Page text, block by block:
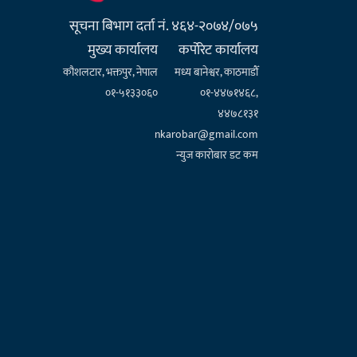
सूचना बिभाग दर्ता नं. ४६४-२०७४/०७५
मुख्य कार्यालय
कौशलटार, भक्तपुर, नेपाल
०१-५१३३०६०
कर्पाेरेट कार्यालय
मध्य बानेश्वर, काठमाडौँ
०१-४४७१४६८,
४४७८१३१
nkarobar@gmail.com
न्युज कारोबार डट कम